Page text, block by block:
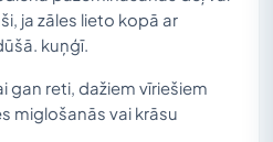
ja zāles lieto kopā ar
kuņģī.
gan reti, dažiem vīriešiem
miglošanās vai krāsu